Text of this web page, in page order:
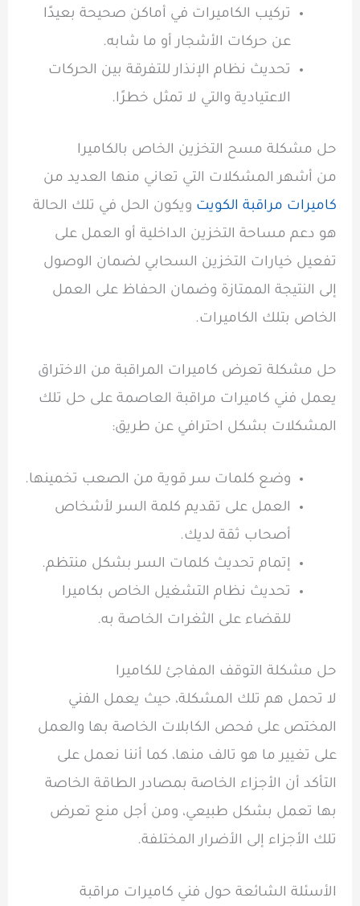
تركيب الكاميرات في أماكن صحيحة بعيدًا
عن حركات الأشجار أو ما شابه.
تحديث نظام الإنذار للتفرقة بين الحركات
الاعتيادية والتي لا تمثل خطرًا.
حل مشكلة مسح التخزين الخاص بالكاميرا
من أشهر المشكلات التي تعاني منها العديد من
كاميرات مراقبة الكويت ويكون الحل في تلك الحالة
هو دعم مساحة التخزين الداخلية أو العمل على
تفعيل خيارات التخزين السحابي لضمان الوصول
إلى النتيجة الممتازة وضمان الحفاظ على العمل
الخاص بتلك الكاميرات.
حل مشكلة تعرض كاميرات المراقبة من الاختراق
يعمل فني كاميرات مراقبة العاصمة على حل تلك
المشكلات بشكل احترافي عن طريق:
وضع كلمات سر قوية من الصعب تخمينها.
العمل على تقديم كلمة السر لأشخاص
أصحاب ثقة لديك.
إتمام تحديث كلمات السر بشكل منتظم.
تحديث نظام التشغيل الخاص بكاميرا
للقضاء على الثغرات الخاصة به.
حل مشكلة التوقف المفاجئ للكاميرا
لا تحمل هم تلك المشكلة، حيث يعمل الفني
المختص على فحص الكابلات الخاصة بها والعمل
على تغيير ما هو تالف منها، كما أننا نعمل على
التأكد أن الأجزاء الخاصة بمصادر الطاقة الخاصة
بها تعمل بشكل طبيعي، ومن أجل منع تعرض
تلك الأجزاء إلى الأضرار المختلفة.
الأسئلة الشائعة حول فني كاميرات مراقبة